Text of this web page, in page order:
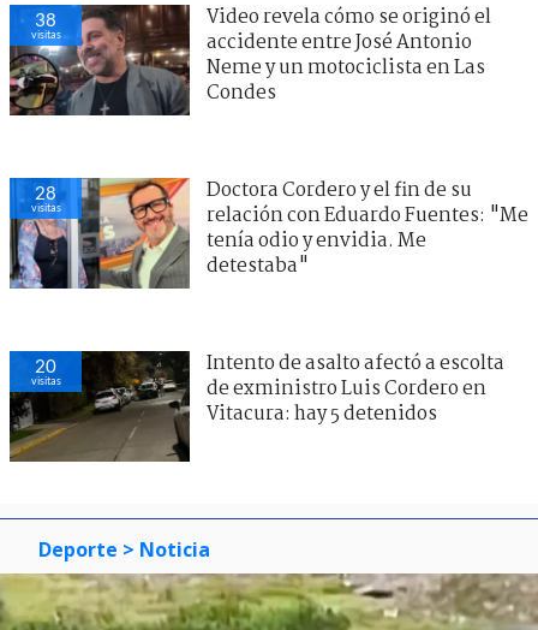
38
visitas
Video revela cómo se originó el
accidente entre José Antonio
Neme y un motociclista en Las
Condes
28
visitas
Doctora Cordero y el fin de su
relación con Eduardo Fuentes: "Me
tenía odio y envidia. Me
detestaba"
20
visitas
Intento de asalto afectó a escolta
de exministro Luis Cordero en
Vitacura: hay 5 detenidos
Deporte > Noticia